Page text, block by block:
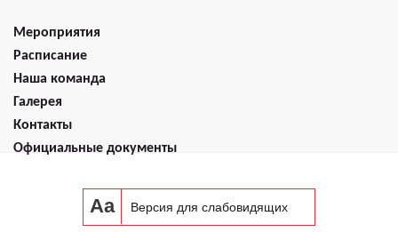
Мероприятия
Расписание
Наша команда
Галерея
Контакты
Официальные документы
Aa Версия для слабовидящих